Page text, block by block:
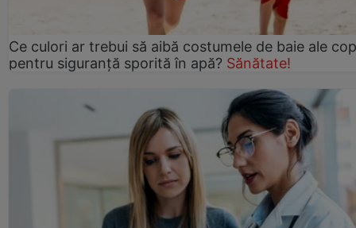
Ce culori ar trebui să aibă costumele de baie ale
pentru siguranță sporită în apă? Sănătate!